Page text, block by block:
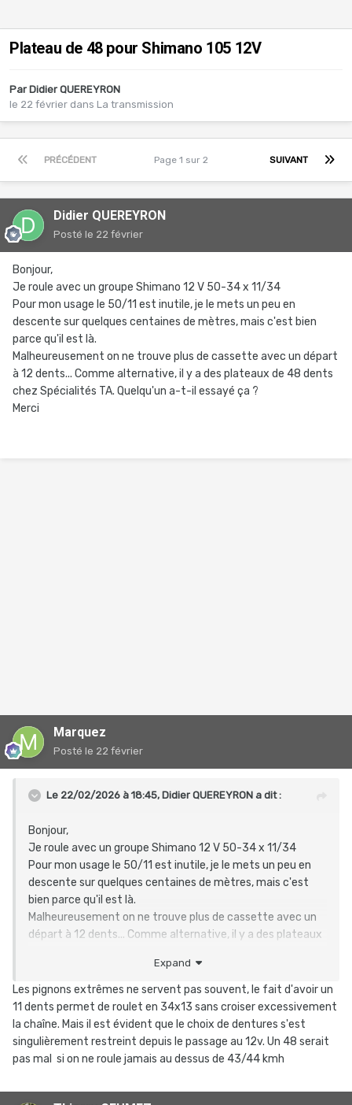
Plateau de 48 pour Shimano 105 12V
Par Didier QUEREYRON
le 22 février dans La transmission
PRÉCÉDENT SUIVANT
Page 1 sur 2
Didier QUEREYRON
Posté le 22 février
Bonjour,
Je roule avec un groupe Shimano 12 V 50-34 x 11/34
Pour mon usage le 50/11 est inutile, je le mets un peu en
descente sur quelques centaines de mètres, mais c'est bien
parce qu'il est là.
Malheureusement on ne trouve plus de cassette avec un départ
à 12 dents... Comme alternative, il y a des plateaux de 48 dents
chez Spécialités TA. Quelqu'un a-t-il essayé ça ?
Merci
Marquez
Posté le 22 février
Le 22/02/2026 à 18:45, Didier QUEREYRON a dit :
Bonjour,
Je roule avec un groupe Shimano 12 V 50-34 x 11/34
Pour mon usage le 50/11 est inutile, je le mets un peu en
descente sur quelques centaines de mètres, mais c'est
bien parce qu'il est là.
Malheureusement on ne trouve plus de cassette avec un
départ à 12 dents... Comme alternative, il y a des plateaux
Merci
Expand
Les pignons extrêmes ne servent pas souvent, le fait d'avoir un
11 dents permet de roulet en 34x13 sans croiser excessivement
la chaîne. Mais il est évident que le choix de dentures s'est
singulièrement restreint depuis le passage au 12v. Un 48 serait
pas mal si on ne roule jamais au dessus de 43/44 kmh